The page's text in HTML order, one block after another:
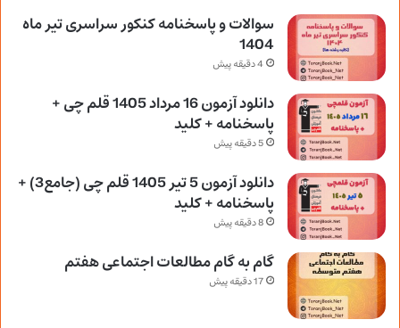
سوالات و پاسخنامه کنکور سراسری تیر ماه
1404
4 دقیقه پیش
دانلود آزمون 16 مرداد 1405 قلم چی +
پاسخنامه + کلید
5 دقیقه پیش
دانلود آزمون 5 تیر 1405 قلم چی (جامع3) +
پاسخنامه + کلید
8 دقیقه پیش
گام به گام مطالعات اجتماعی هفتم
17 دقیقه پیش